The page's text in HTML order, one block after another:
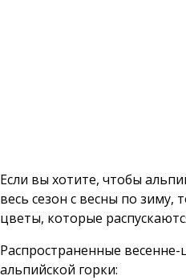
Если вы хотите, чтобы
весь сезон с весны по зиму,
цветы, которые
Распространенные
альпийской горки: